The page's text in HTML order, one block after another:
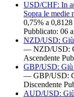
USD/CHF: In
Sopra le medie
0,75% a
Pubblicato: 06
NZD/USD: Giù
— NZD/USD:
Ascendente
GBP/USD: Giù
— GBP/USD:
Discendente
AUD/USD: